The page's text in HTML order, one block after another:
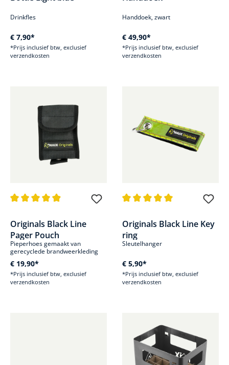
Drinkfles
€ 7,90*
*Prijs inclusief btw, exclusief
verzendkosten
Handdoek, zwart
€ 49,90*
*Prijs inclusief btw, exclusief
verzendkosten
Originals Black Line
Pager Pouch
Pieperhoes gemaakt van
gerecyclede brandweerkleding
€ 19,90*
*Prijs inclusief btw, exclusief
verzendkosten
Originals Black Line Key
ring
Sleutelhanger
€ 5,90*
*Prijs inclusief btw, exclusief
verzendkosten